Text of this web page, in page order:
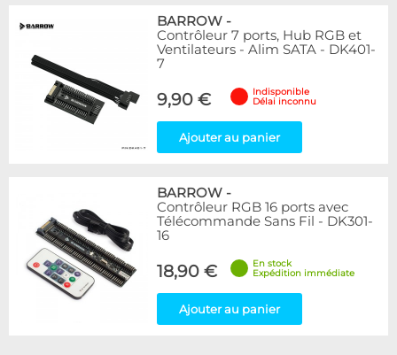
BARROW -
Contrôleur 7 ports, Hub RGB et
Ventilateurs - Alim SATA - DK401-
7
9,90 €
Indisponible
Délai inconnu
Ajouter au panier
BARROW -
Contrôleur RGB 16 ports avec
Télécommande Sans Fil - DK301-
16
18,90 €
En stock
Expédition immédiate
Ajouter au panier